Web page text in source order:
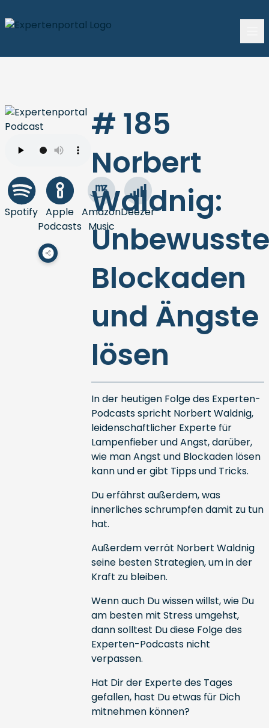
Spotify Apple
Podcasts
Amazon
Music
Deezer
# 185
Norbert
Waldnig:
Unbewusste
Blockaden
und Ängste
lösen
In der heutigen Folge des Experten-
Podcasts spricht Norbert Waldnig,
leidenschaftlicher Experte für
Lampenfieber und Angst, darüber,
wie man Angst und Blockaden lösen
kann und er gibt Tipps und Tricks.
Du erfährst außerdem, was
innerliches schrumpfen damit zu tun
hat.
Außerdem verrät Norbert Waldnig
seine besten Strategien, um in der
Kraft zu bleiben.
Wenn auch Du wissen willst, wie Du
am besten mit Stress umgehst,
dann solltest Du diese Folge des
Experten-Podcasts nicht
verpassen.
Hat Dir der Experte des Tages
gefallen, hast Du etwas für Dich
mitnehmen können?